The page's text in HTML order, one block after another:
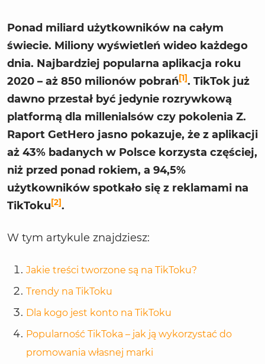
Ponad miliard użytkowników na całym
świecie. Miliony wyświetleń wideo każdego
dnia. Najbardziej popularna aplikacja roku
2020 – aż 850 milionów pobrań[1]. TikTok już
dawno przestał być jedynie rozrywkową
platformą dla millenialsów czy pokolenia Z.
Raport GetHero jasno pokazuje, że z aplikacji
aż 43% badanych w Polsce korzysta częściej,
niż przed ponad rokiem, a 94,5%
użytkowników spotkało się z reklamami na
TikToku [2].
W tym artykule znajdziesz:
Jakie treści tworzone są na TikToku?
Trendy na TikToku
Dla kogo jest konto na TikToku
Popularność TikToka – jak ją wykorzystać do
promowania własnej marki